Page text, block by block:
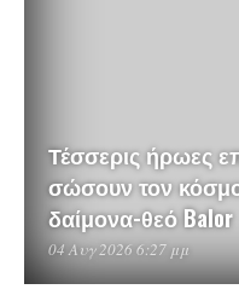
Τέσσερις ήρωες
σώσουν τον
δαίμονα-θεό Balor
04 Αυγ 2026 6:27 μμ